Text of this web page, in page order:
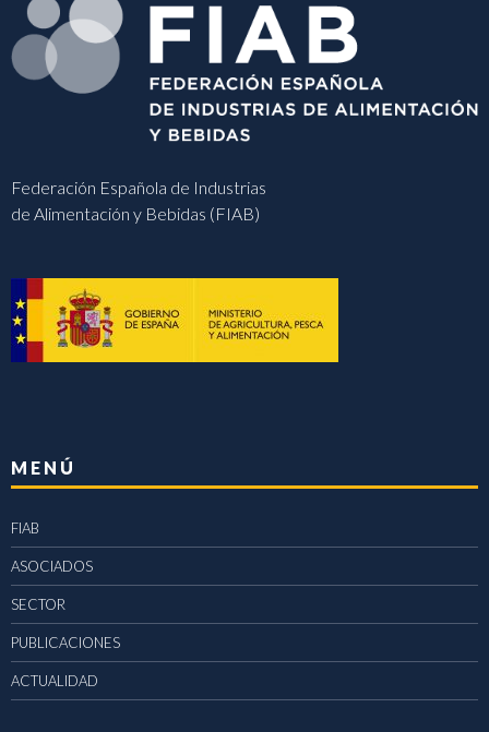
Federación Española de Industrias
de Alimentación y Bebidas (FIAB)
MENÚ
FIAB
ASOCIADOS
SECTOR
PUBLICACIONES
ACTUALIDAD